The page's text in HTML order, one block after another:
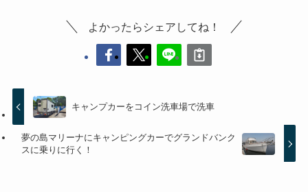
よかったらシェアしてね！
キャンプカーをコイン洗車場で洗車
夢の島マリーナにキャンピングカーでグランドバンク
スに乗りに行く！